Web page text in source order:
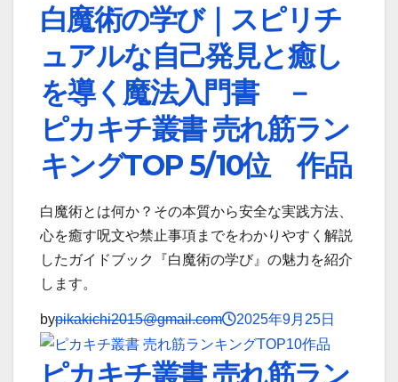
白魔術の学び｜スピリチ
ュアルな自己発見と癒し
を導く魔法入門書 －
ピカキチ叢書 売れ筋ラン
キングTOP 5/10位 作品
白魔術とは何か？その本質から安全な実践方法、
心を癒す呪文や禁止事項までをわかりやすく解説
したガイドブック『白魔術の学び』の魅力を紹介
します。
bypikakichi2015@gmail.com 2025年9月25日
ピカキチ叢書 売れ筋ラン